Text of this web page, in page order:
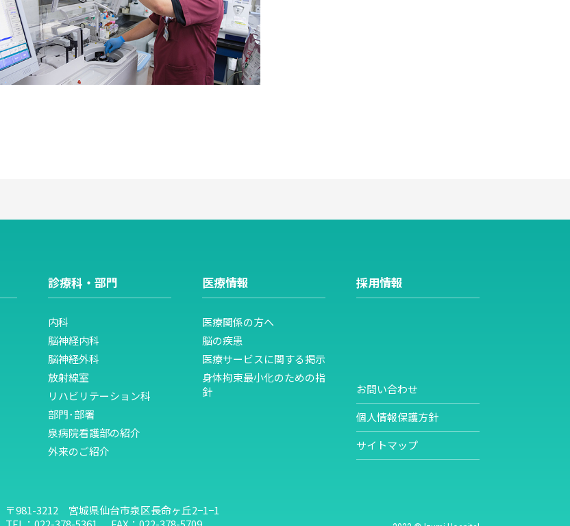
診療科・部門
内科
脳神経内科
脳神経外科
放射線室
リハビリテーション科
部門･部署
泉病院看護部の紹介
外来のご紹介
医療情報
医療関係の方へ
脳の疾患
医療サービスに関する掲示
身体拘束最小化のための指
針
採用情報
お問い合わせ
個人情報保護方針
サイトマップ
〒981-3212 宮城県仙台市泉区長命ヶ丘2−1−1